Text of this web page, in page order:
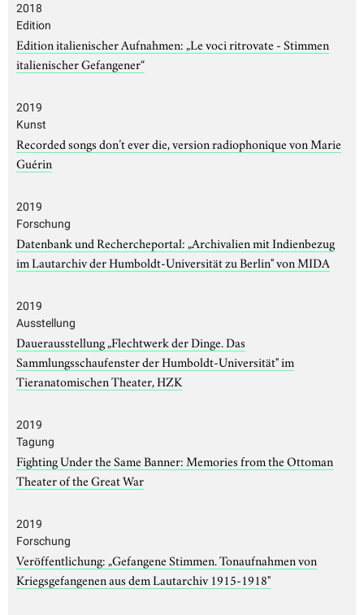
2018
Edition
Edition italienischer Aufnahmen: „Le voci ritrovate - Stimmen
italienischer Gefangener“
2019
Kunst
Recorded songs don’t ever die, version radiophonique von Marie
Guérin
2019
Forschung
Datenbank und Rechercheportal: „Archivalien mit Indienbezug
im Lautarchiv der Humboldt-Universität zu Berlin" von MIDA
2019
Ausstellung
Dauerausstellung „Flechtwerk der Dinge. Das
Sammlungsschaufenster der Humboldt-Universität" im
Tieranatomischen Theater, HZK
2019
Tagung
Fighting Under the Same Banner: Memories from the Ottoman
Theater of the Great War
2019
Forschung
Veröffentlichung: „Gefangene Stimmen. Tonaufnahmen von
Kriegsgefangenen aus dem Lautarchiv 1915-1918"